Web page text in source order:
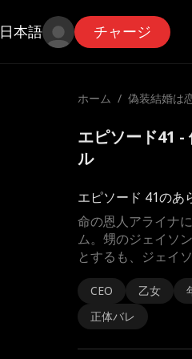
日本語 チャージ
ホーム / 偽装結婚は
エピソード41 -
ル
エピソード 41のあ
命の恩人アライナ
ム。甥のジェイソ
とするも、ジェイ
CEO 乙女
正体バレ